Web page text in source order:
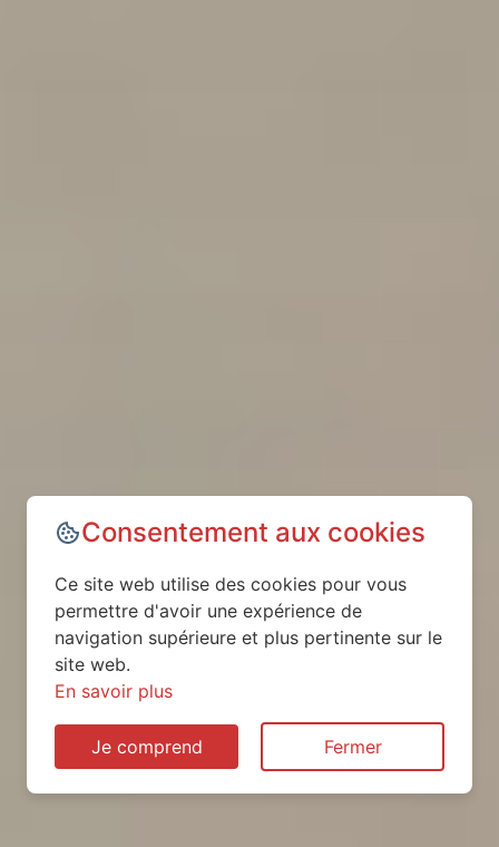
Consentement aux cookies
Ce site web utilise des cookies pour vous
permettre d'avoir une expérience de
navigation supérieure et plus pertinente sur le
site web.
En savoir plus
Je comprend Fermer